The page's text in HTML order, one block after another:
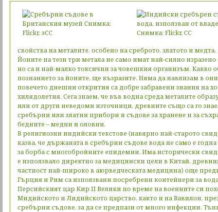
свойства на металите, особено на среброто, златото и медта,
Йоните на тези три метала не само имат най-силно
но са и най-малко токсични за човешкия организъм. Какво
познанието за йоните, ще възразите. Няма да навлизам в
повечето днешни открития са добре забравени знания на
хилядолетия. Сега знаем, че във водна среда металите
или от други неведоми източници, древните също са го
сребърни или златни прибори и съдове за хранене и за
бедните – медни и оловни.
В религиозни индийски текстове (навярно най-старото
казва, че държаната в сребърни съдове вода не само е
за борба с многобройните епидемии. Има исторически
е използвало директно за медицински цели в Китай,
частност най-широко в аюрведческата медицина) още
Гърция и Рим са използвани посребрени контейнери за
Персийският цар Кир II Велики по време на военните си
Мидийското и Лидийското царство, както и на Вавилон,
сребърни съдове, за да се предпази от много инфекции.